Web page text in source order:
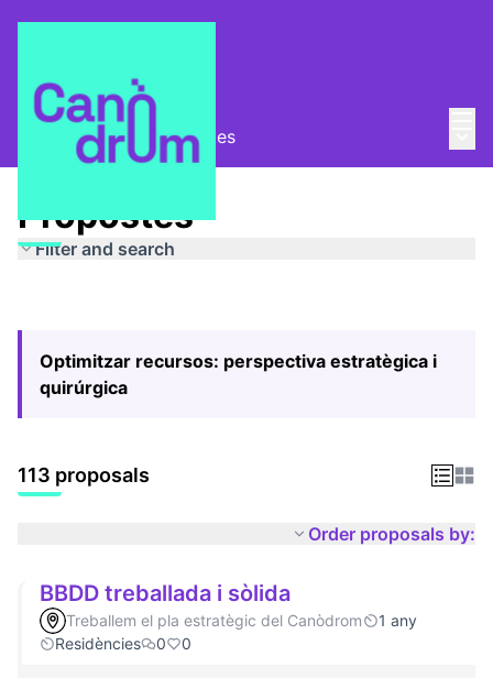
Pla Estratègic Propostes
Propostes
Filter and search
Optimitzar recursos: perspectiva estratègica i
quirúrgica
113 proposals
Order proposals by:
BBDD treballada i sòlida
Treballem el pla estratègic del Canòdrom
1 any
Residències
0 0